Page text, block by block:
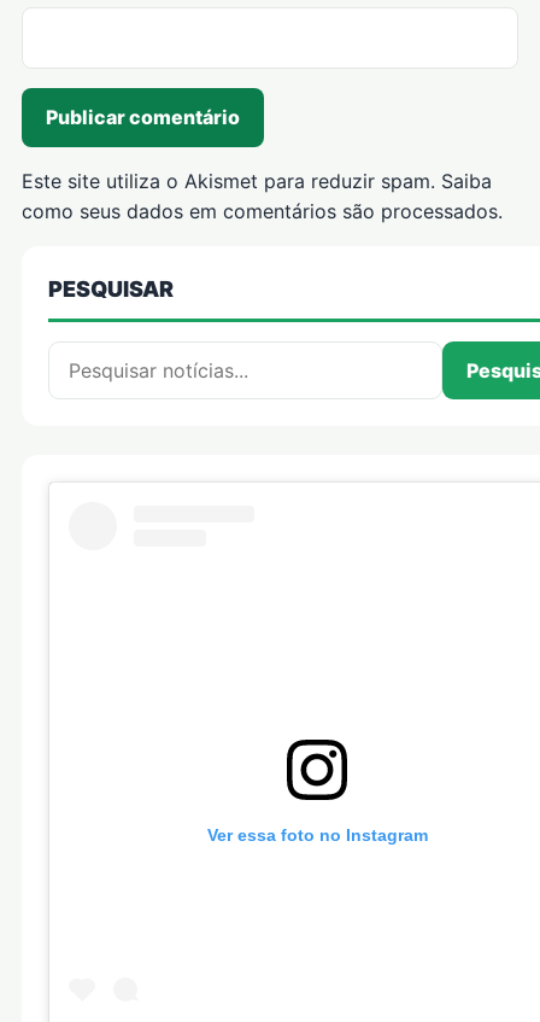
Este site utiliza o Akismet para reduzir spam. Saiba
como seus dados em comentários são processados.
PESQUISAR
Pesquisar por:
Ver essa foto no Instagram